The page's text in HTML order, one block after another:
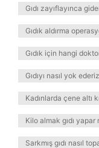
Gıdı zayıflayınca
Gıdık aldırma
Gıdık için hangi
Gıdıyı nasıl yok ederiz
Kadınlarda çene altı
Kilo almak gıdı yapar
Sarkmış gıdı nasıl